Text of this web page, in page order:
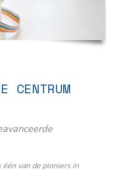
CENTRUM
van de pioniers in